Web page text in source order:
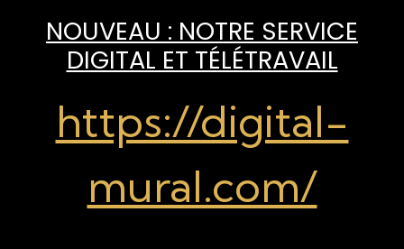
NOUVEAU : NOTRE SERVICE
DIGITAL ET TÉLÉTRAVAIL
https://digital-
mural.com/